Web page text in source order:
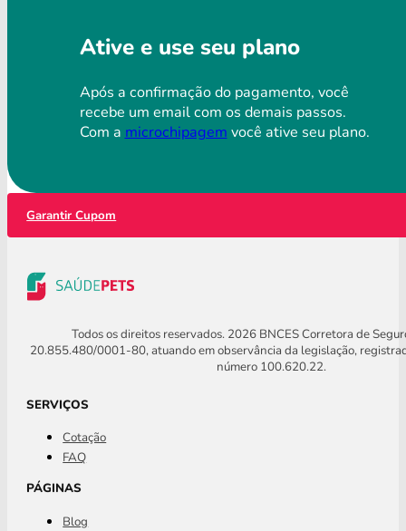
Ative e use seu plano
Após a confirmação do pagamento, você
recebe um email com os demais passos.
Com a microchipagem você ative seu plano.
Garantir Cupom
Todos os direitos reservados. 2026 BNCES Corretora de
20.855.480/0001-80, atuando em observância da legislação,
número 100.620.22.
SERVIÇOS
Cotação
FAQ
PÁGINAS
Blog